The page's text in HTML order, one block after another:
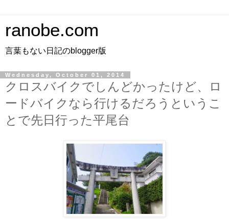
ranobe.com
言葉もない日記のblogger版
Wednesday, October 01, 2014
クロスバイクでしんどかったけど、ロ
ードバイクなら行けるだろうというこ
とで先日行った平尾台